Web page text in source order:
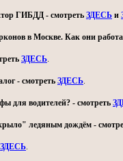
ГИБДД - смотреть ЗДЕСЬ и
в Москве. Как они
ЗДЕСЬ.
- смотреть ЗДЕСЬ.
для водителей? - смотреть
ледяным дождём -
ЗДЕСЬ.